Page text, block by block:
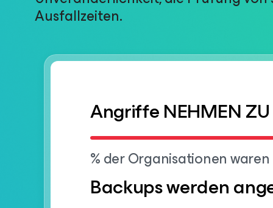
Ausfallzeiten.
Angriffe NEHMEN ZU
% der Organisationen
Backups werden